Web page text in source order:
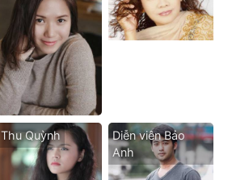
Thu Quỳnh
Diễn viên Bảo
Anh